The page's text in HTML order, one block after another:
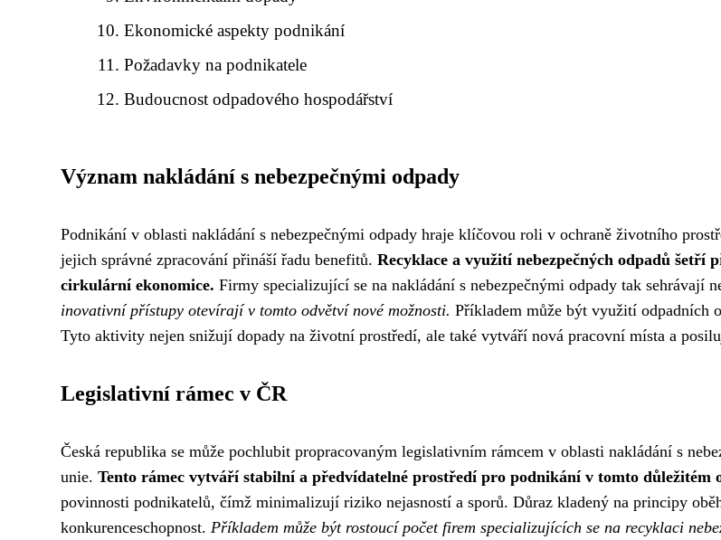
Ekonomické aspekty podnikání
Požadavky na podnikatele
Budoucnost odpadového hospodářství
Význam nakládání s nebezpečnými odpady
Podnikání v oblasti nakládání s nebezpečnými odpady hraje klíčovou roli v ochraně životního
jejich správné zpracování přináší řadu benefitů. Recyklace a využití nebezpečných odpadů
cirkulární ekonomice. Firmy specializující se na nakládání s nebezpečnými odpady tak sehrávají
inovativní přístupy otevírají v tomto odvětví nové možnosti. Příkladem může být využití odpadních
Tyto aktivity nejen snižují dopady na životní prostředí, ale také vytváří nová pracovní místa a
Legislativní rámec v ČR
Česká republika se může pochlubit propracovaným legislativním rámcem v oblasti nakládání s
unie. Tento rámec vytváří stabilní a předvídatelné prostředí pro podnikání v tomto důležitém
povinnosti podnikatelů, čímž minimalizují riziko nejasností a sporů. Důraz kladený na principy
konkurenceschopnost. Příkladem může být rostoucí počet firem specializujících se na recyklaci